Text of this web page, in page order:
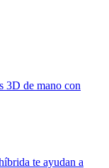
3D de mano con
te ayudan a